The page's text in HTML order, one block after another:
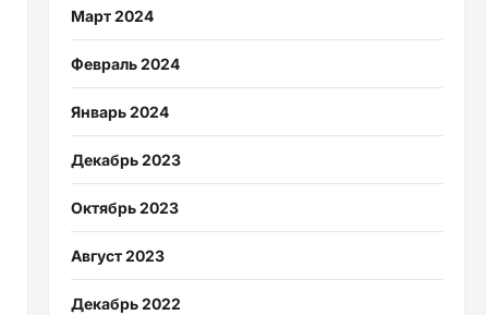
Март 2024
Февраль 2024
Январь 2024
Декабрь 2023
Октябрь 2023
Август 2023
Декабрь 2022